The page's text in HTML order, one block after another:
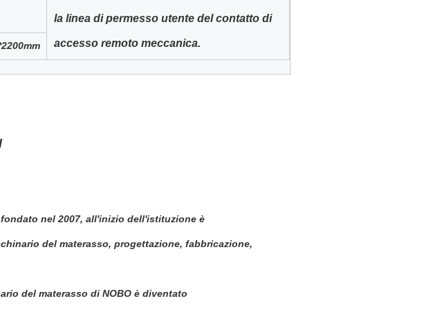
la linea di permesso utente del contatto di
accesso remoto meccanica.
nel 2007, all'inizio dell'istituzione è
del materasso, progettazione, fabbricazione,
del materasso di NOBO è diventato